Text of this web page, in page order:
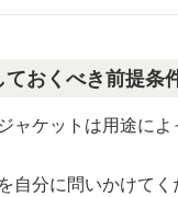
おくべき前提条
ャケットは用途に
自分に問いかけてく